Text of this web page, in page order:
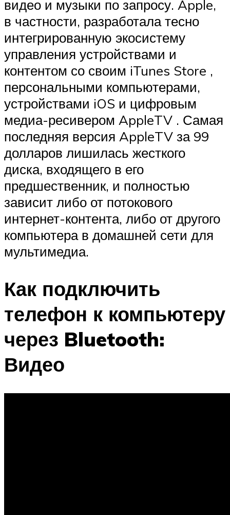
видео и музыки по запросу. Apple,
в частности, разработала тесно
интегрированную экосистему
управления устройствами и
контентом со своим iTunes Store ,
персональными компьютерами,
устройствами iOS и цифровым
медиа-ресивером AppleTV . Самая
последняя версия AppleTV за 99
долларов лишилась жесткого
диска, входящего в его
предшественник, и полностью
зависит либо от потокового
интернет-контента, либо от другого
компьютера в домашней сети для
мультимедиа.
Как подключить
телефон к компьютеру
через Bluetooth:
Видео